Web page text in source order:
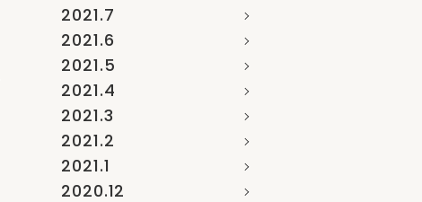
2021.7
2021.6
2021.5
2021.4
2021.3
2021.2
2021.1
2020.12